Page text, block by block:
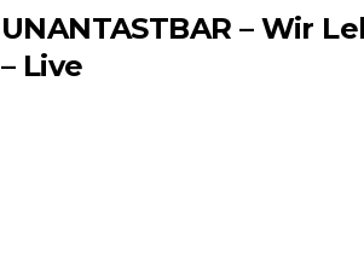
UNANTASTBAR – Wir
– Live